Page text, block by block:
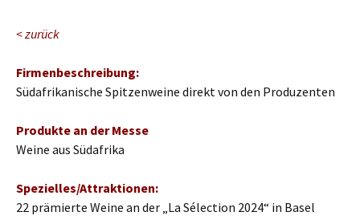
< zurück
Firmenbeschreibung:
Südafrikanische Spitzenweine direkt von den Produzenten
Produkte an der Messe
Weine aus Südafrika
Spezielles/Attraktionen:
22 prämierte Weine an der „La Sélection 2024“ in Basel